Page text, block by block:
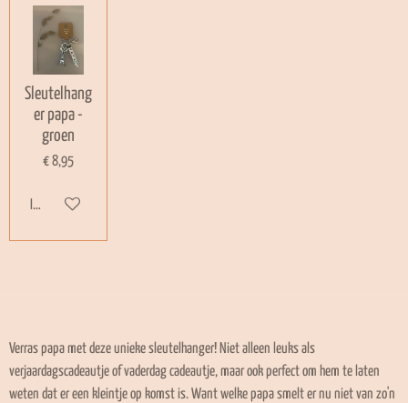
Sleutelhang
er papa -
groen
€ 8,95
In winkelwagen
Verras papa met deze unieke sleutelhanger! Niet alleen leuks als
verjaardagscadeautje of vaderdag cadeautje, maar ook perfect om hem te laten
weten dat er een kleintje op komst is. Want welke papa smelt er nu niet van zo'n